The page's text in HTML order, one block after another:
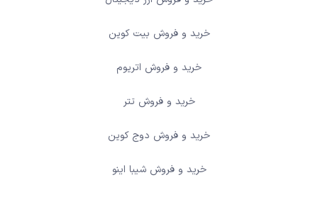
خرید و فروش بیت کوین
خرید و فروش اتریوم
خرید و فروش تتر
خرید و فروش دوج کوین
خرید و فروش شیبا اینو